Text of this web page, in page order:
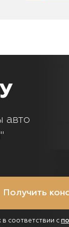
авто
Получить
соответствии с